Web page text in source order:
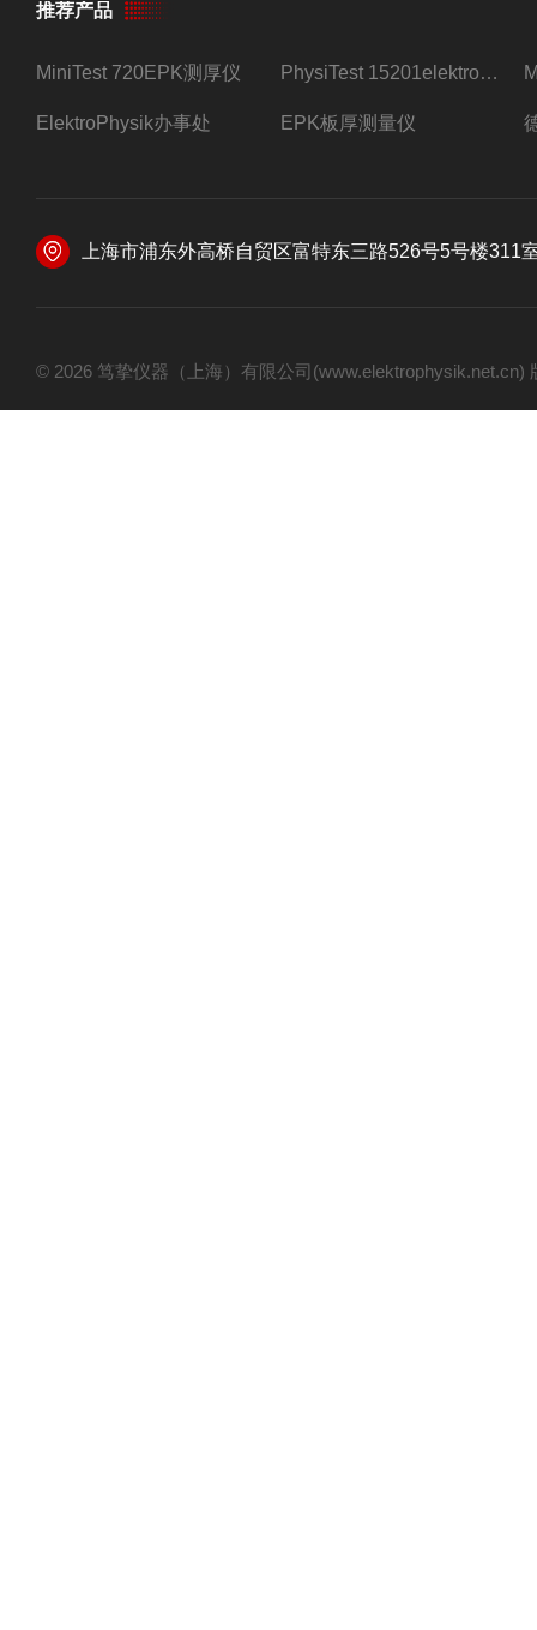
推荐产品
MiniTest 720EPK测厚仪 PhysiTest 15201elektrophysik测厚仪
ElektroPhysik办事处 EPK板厚测量仪
上海市浦东外高桥自贸区富特东三路526号5号楼311
© 2026 笃挚仪器（上海）有限公司